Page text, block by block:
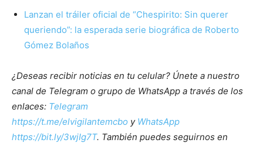
Lanzan el tráiler oficial de “Chespirito: Sin querer
queriendo”: la esperada serie biográfica de Roberto
Gómez Bolaños
¿Deseas recibir noticias en tu celular? Únete a nuestro
canal de Telegram o grupo de WhatsApp a través de los
enlaces: Telegram
https://t.me/elvigilantemcbo y WhatsApp
https://bit.ly/3wjIg7T. También puedes seguirnos en